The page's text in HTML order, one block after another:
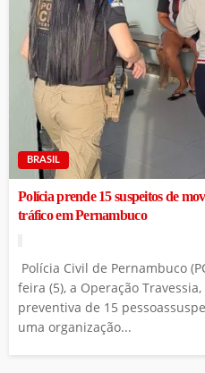
BRASIL
Polícia prende 15 suspeitos de
tráfico em Pernambuco
Polícia Civil de Pernambuco
feira (5), a Operação
preventiva de 15
uma organização...